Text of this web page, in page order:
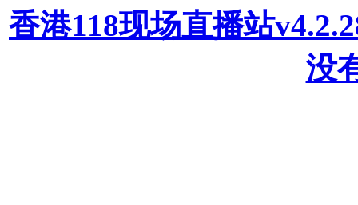
香港118现场直播站
没